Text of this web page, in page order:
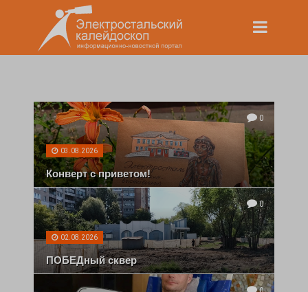
0
03.08.2026
Конверт с приветом!
0
02.08.2026
ПОБЕДный сквер